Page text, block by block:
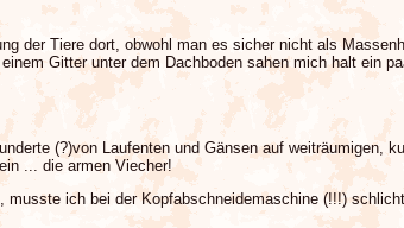
der Tiere dort, obwohl man es sicher nicht als
Gitter unter dem Dachboden sahen mich halt ein
(?)von Laufenten und Gänsen auf weiträumigen,
... die armen Viecher!
ich bei der Kopfabschneidemaschine (!!!)